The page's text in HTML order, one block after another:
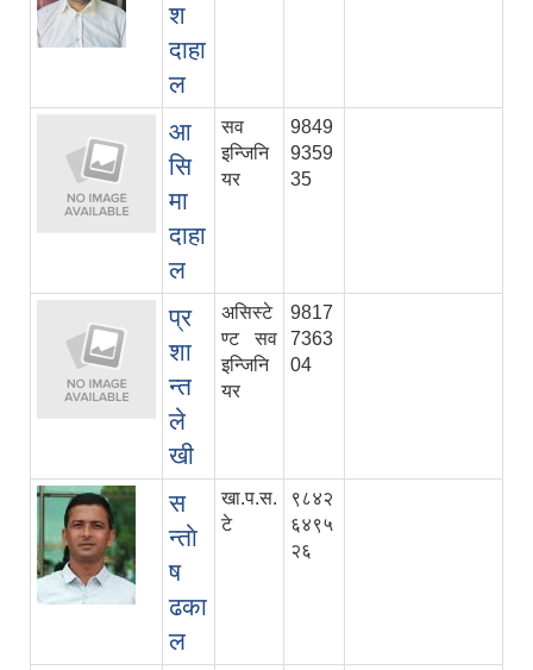
श
दाहा
ल
आ
सि
मा
दाहा
ल
सव
इन्जिनि
यर
9849
9359
35
प्र
शा
न्त
ले
खी
असिस्टे
ण्ट सव
इन्जिनि
यर
9817
7363
04
स
न्ताे
ष
ढका
ल
खा.प.स.
टे
९८४२
६४९५
२६